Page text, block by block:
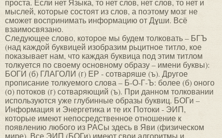
проста. Если нет Языка, то нет слов, нет слов, то нет и
мыслей, которые состоят из слов, а поэтому мозг не
сможет воспринимать информацию от Дɣши. Всё
взаимосвязано.
Следующее слово, которое мы будем толковать – БГЪ
(над каждой буквицей изобразим рьцитное титло, кое
показывает нам, что каждая буквица под этим титлом
толкуется по своему основному образу – имени буквы):
БОГИ (б) ГЛАГОЛИ (г) ЕР - сотваряше (ъ). Другое
прописание толкуемого слова – Б-О-Г-Ъ: более (б) оного
(о) потоков (г) сотваряющий (ъ). При данном толковании
используются уже глубинные образы буквиц. БОГи –
Информация и Энергетика и те их Потоки - ЭИП,
которые имеют непосредственное отношение к
появлению любого из РАСы здесь в Яви (физическом
мире). Все ЭИП (БОГи) имеют свои алгоритмы и